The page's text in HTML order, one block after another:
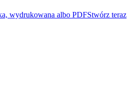
wydrukowana albo PDFStwórz teraz